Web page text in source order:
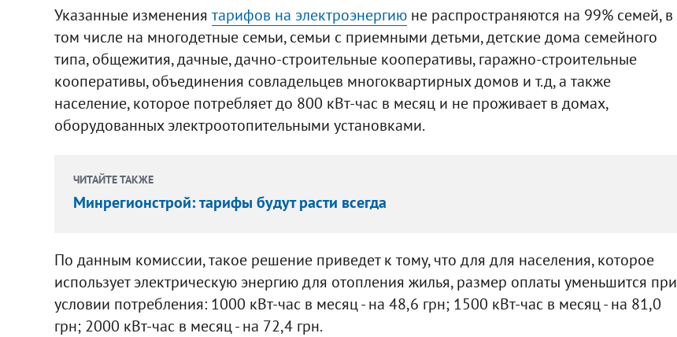
Указанные изменения тарифов на электроэнергиюне распространяются на 99% семей, в
том числе на многодетные семьи, семьи с приемными детьми, детские дома семейного
типа, общежития, дачные, дачно-строительные кооперативы, гаражно-строительные
кооперативы, объединения совладельцев многоквартирных домов и т.д, а также
население, которое потребляет до 800 кВт-час в месяц и не проживает в домах,
оборудованных электроотопительными установками.
ЧИТАЙТЕ ТАКЖЕ
Минрегионстрой: тарифы будут расти всегда
По данным комиссии, такое решение приведет к тому, что для для населения, которое
использует электрическую энергию для отопления жилья, размер оплаты уменьшится при
условии потребления: 1000 кВт-час в месяц - на 48,6 грн; 1500 кВт-час в месяц - на 81,0
грн; 2000 кВт-час в месяц - на 72,4 грн.